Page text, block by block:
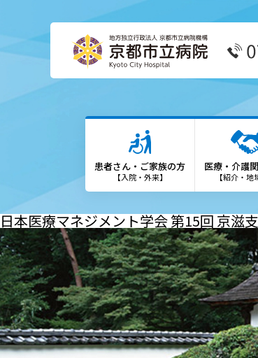
外来受診の方
外来担当表
入院・お見舞いの方
診療科・部門
各種専門外来
かかりつけ医（登録医）をお
探しの方
患者さん・ご家族の方
【入院・外来】
医療・介護
【紹介・地
日本医療マネジメント学会 第15回 京滋